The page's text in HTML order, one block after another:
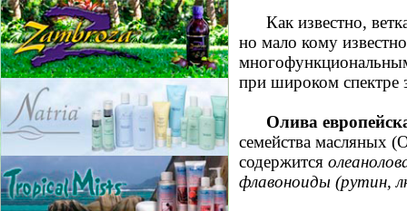
Как известно,
но мало кому
при широком спектре
Олива
семейства масляных
содержится
флавоноиды (рутин,